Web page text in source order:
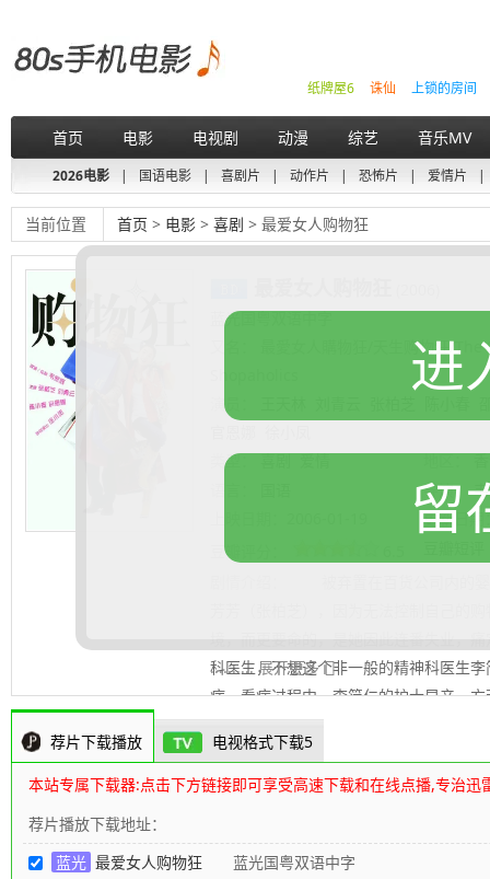
上锁的房间
诛仙
纸牌屋6
首页 电影 电视剧 动漫 综艺 音乐MV
2026电影 | 国语电影 | 喜剧片 | 动作片 | 恐怖片 | 爱情片 |
当前位置 首页 > 电影 > 喜剧 > 最爱女人购物狂
蓝光国粤双语中字
最愛女人購物狂/天生购物狂/
演员：
类型： 喜剧 爱情 地区：
导演：
更新日期
豆瓣评分：
科医生，不想这个非一般的精神科医生
症。看病过程中，李简仁的护士早产，
获得工作，但条件是要帮李简仁解决选
样患有购物狂症状的何穷富（陈小春）
生性吝啬嫌医生费贵，方芳芳只好充
时，他们两个又同时约会她，令她如在
片截图80s高清电影下载网
.......... 展开更多
荐片下载播放 电视格式下载5
本站专属下载器:点击下方链接即可享受高速下载和在线点播,专治迅
荐片播放下载地址：
蓝光 最爱女人购物狂 蓝光国粤双语中字
进
留